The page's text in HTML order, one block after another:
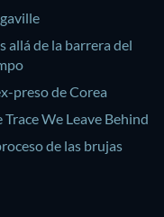
allá de la barrera del
preso de Corea
Trace We Leave Behind
de las brujas